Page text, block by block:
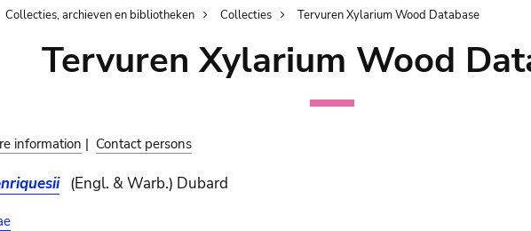
Collecties, archieven en bibliotheken Collecties Tervuren Xylarium Wood Database
Tervuren Xylarium Wood
information | Contact persons
(Engl. & Warb.) Dubard